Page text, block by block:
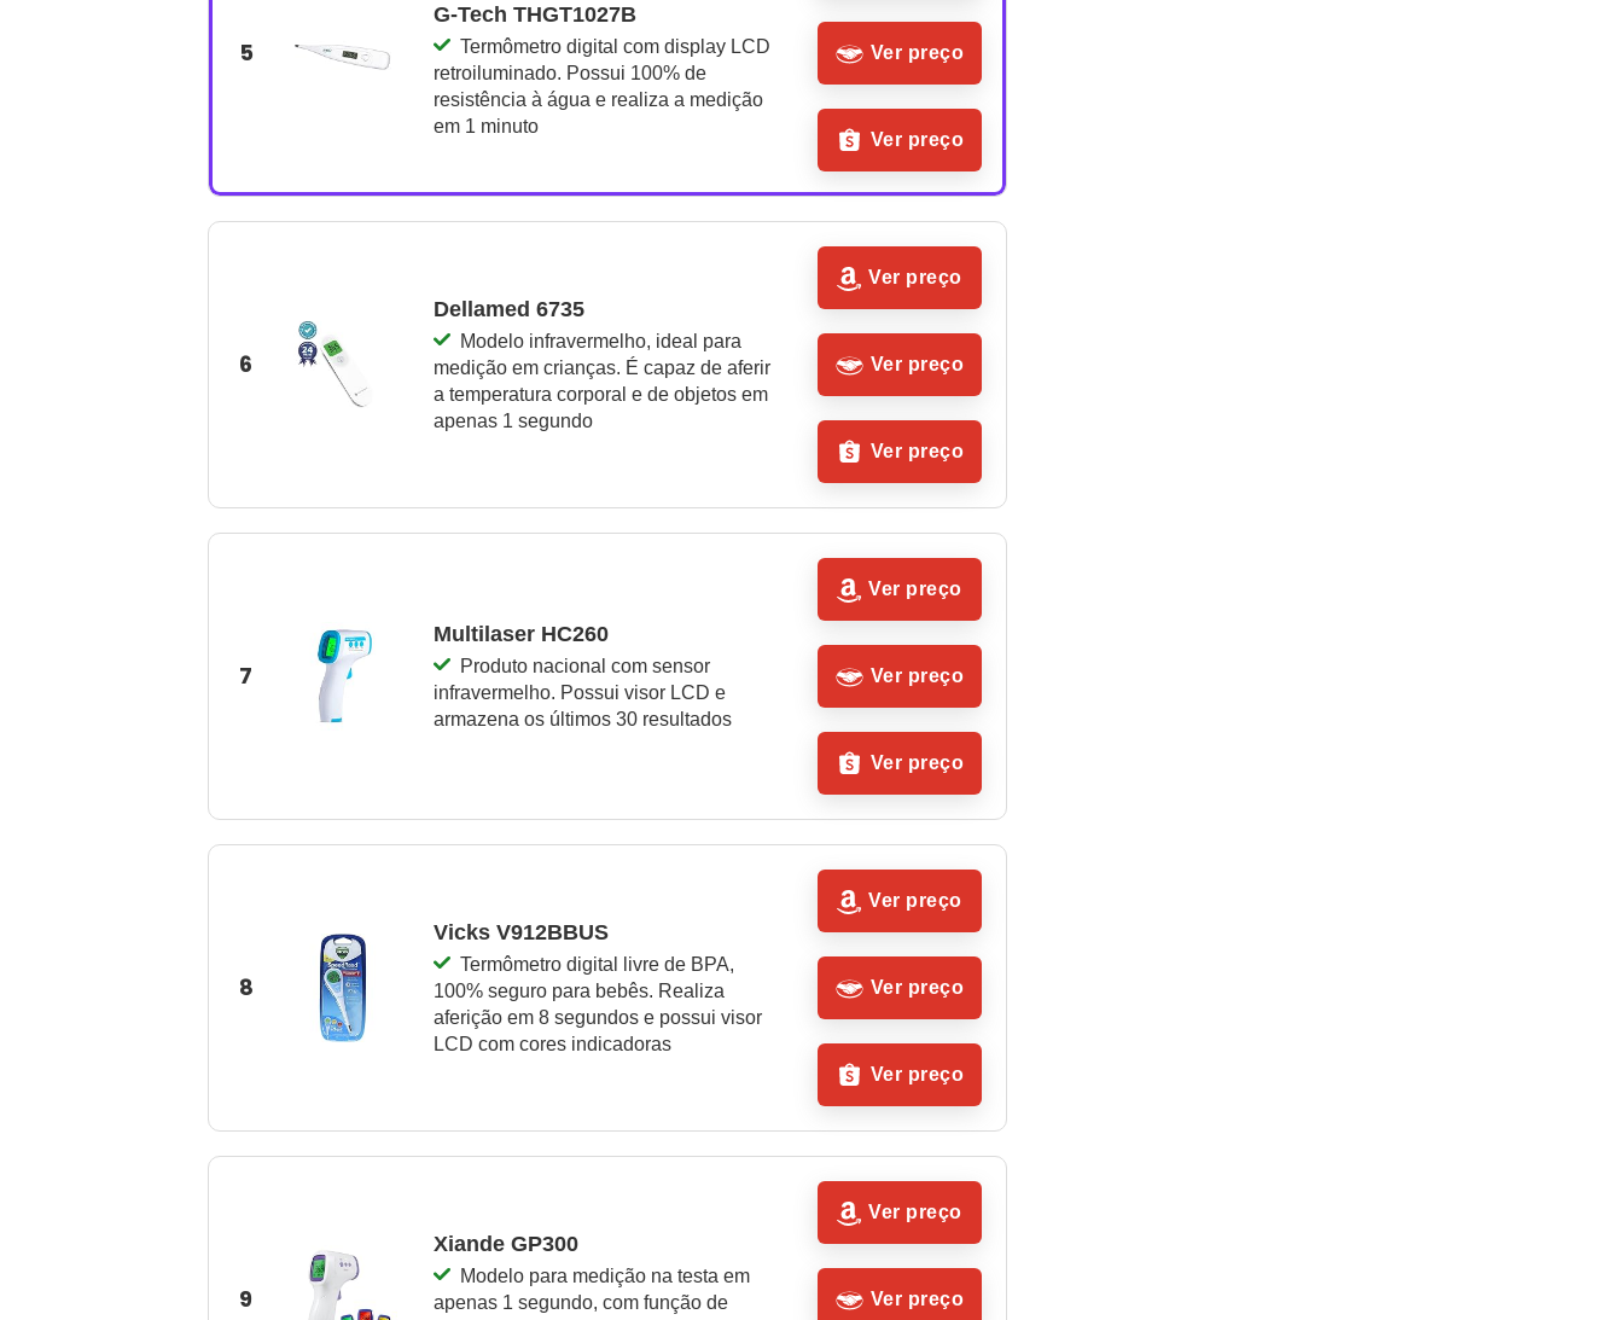
5
G-Tech THGT1027B
Termômetro digital com display LCD
retroiluminado. Possui 100% de
resistência à água e realiza a medição
em 1 minuto
Ver preço
Ver preço
6
Dellamed 6735
Modelo infravermelho, ideal para
medição em crianças. É capaz de aferir
a temperatura corporal e de objetos em
apenas 1 segundo
Ver preço
Ver preço
Ver preço
7
Multilaser HC260
Produto nacional com sensor
infravermelho. Possui visor LCD e
armazena os últimos 30 resultados
Ver preço
Ver preço
Ver preço
8
Vicks V912BBUS
Termômetro digital livre de BPA,
100% seguro para bebês. Realiza
aferição em 8 segundos e possui visor
LCD com cores indicadoras
Ver preço
Ver preço
Ver preço
9
Xiande GP300
Modelo para medição na testa em
apenas 1 segundo, com função de
Ver preço
Ver preço